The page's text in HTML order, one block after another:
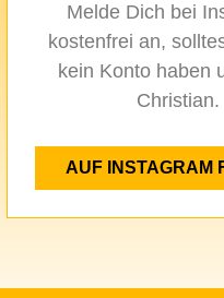
Melde Dich bei
kostenfrei an,
kein Konto haben
Christian.
AUF INSTAGRAM